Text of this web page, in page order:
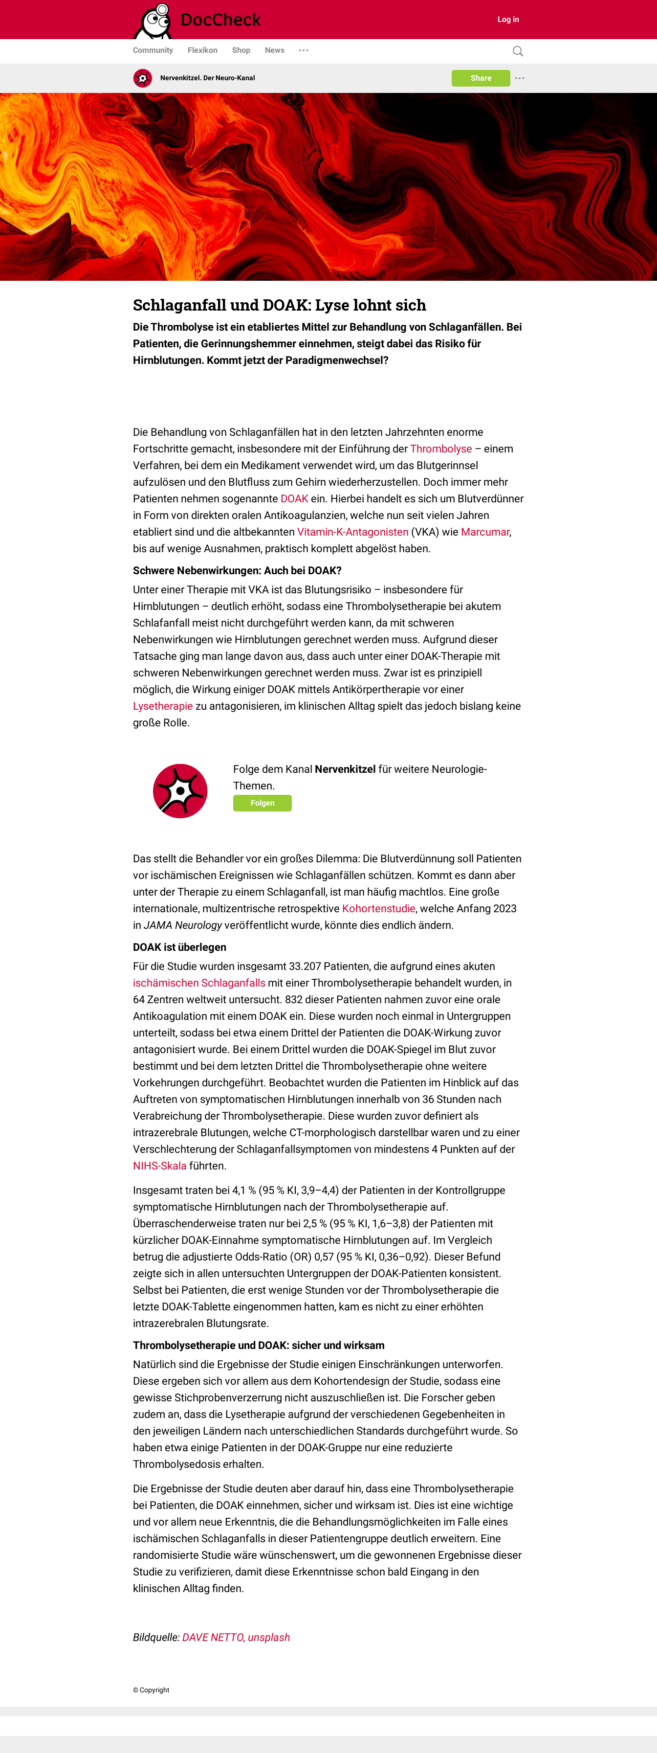
Log in
Community Flexikon Shop News
Nervenkitzel. Der Neuro-Kanal Share
Schlaganfall und DOAK: Lyse lohnt sich
Die Thrombolyse ist ein etabliertes Mittel zur Behandlung von Schlaganfällen. Bei
Patienten, die Gerinnungshemmer einnehmen, steigt dabei das Risiko für
Hirnblutungen. Kommt jetzt der Paradigmenwechsel?
Die Behandlung von Schlaganfällen hat in den letzten Jahrzehnten enorme
Fortschritte gemacht, insbesondere mit der Einführung derThrombolyse – einem
Verfahren, bei dem ein Medikament verwendet wird, um das Blutgerinnsel
aufzulösen und den Blutfluss zum Gehirn wiederherzustellen. Doch immer mehr
Patienten nehmen sogenannte DOAK ein. Hierbei handelt es sich um Blutverdünner
in Form von direkten oralen Antikoagulanzien, welche nun seit vielen Jahren
etabliert sind und die altbekannten Vitamin-K-Antagonisten (VKA) wie Marcumar,
bis auf wenige Ausnahmen, praktisch komplett abgelöst haben.
Schwere Nebenwirkungen: Auch bei DOAK?
Unter einer Therapie mit VKA ist das Blutungsrisiko – insbesondere für
Hirnblutungen – deutlich erhöht, sodass eine Thrombolysetherapie bei akutem
Schlafanfall meist nicht durchgeführt werden kann, da mit schweren
Nebenwirkungen wie Hirnblutungen gerechnet werden muss. Aufgrund dieser
Tatsache ging man lange davon aus, dass auch unter einer DOAK-Therapie mit
schweren Nebenwirkungen gerechnet werden muss. Zwar ist es prinzipiell
möglich, die Wirkung einiger DOAK mittels Antikörpertherapie vor einer
Lysetherapie zu antagonisieren, im klinischen Alltag spielt das jedoch bislang keine
große Rolle.
Folge dem Kanal Nervenkitzel für weitere Neurologie-
Themen.
Folgen
Das stellt die Behandler vor ein großes Dilemma: Die Blutverdünnung soll Patienten
vor ischämischen Ereignissen wie Schlaganfällen schützen. Kommt es dann aber
unter der Therapie zu einem Schlaganfall, ist man häufig machtlos. Eine große
internationale, multizentrische retrospektive Kohortenstudie, welche Anfang 2023
in JAMA Neurologyveröffentlicht wurde, könnte dies endlich ändern.
DOAK ist überlegen
Für die Studie wurden insgesamt 33.207 Patienten, die aufgrund eines akuten
ischämischen Schlaganfalls mit einer Thrombolysetherapie behandelt wurden, in
64 Zentren weltweit untersucht. 832 dieser Patienten nahmen zuvor eine orale
Antikoagulation mit einem DOAK ein. Diese wurden noch einmal in Untergruppen
unterteilt, sodass bei etwa einem Drittel der Patienten die DOAK-Wirkung zuvor
antagonisiert wurde. Bei einem Drittel wurden die DOAK-Spiegel im Blut zuvor
bestimmt und bei dem letzten Drittel die Thrombolysetherapie ohne weitere
Vorkehrungen durchgeführt. Beobachtet wurden die Patienten im Hinblick auf das
Auftreten von symptomatischen Hirnblutungen innerhalb von 36 Stunden nach
Verabreichung der Thrombolysetherapie. Diese wurden zuvor definiert als
intrazerebrale Blutungen, welche CT-morphologisch darstellbar waren und zu einer
Verschlechterung der Schlaganfallsymptomen von mindestens 4 Punkten auf der
NIHS-Skala führten.
Insgesamt traten bei 4,1 % (95 % KI, 3,9–4,4) der Patienten in der Kontrollgruppe
symptomatische Hirnblutungen nach der Thrombolysetherapie auf.
Überraschenderweise traten nur bei 2,5 % (95 % KI, 1,6–3,8) der Patienten mit
kürzlicher DOAK-Einnahme symptomatische Hirnblutungen auf. Im Vergleich
betrug die adjustierte Odds-Ratio (OR) 0,57 (95 % KI, 0,36–0,92). Dieser Befund
zeigte sich in allen untersuchten Untergruppen der DOAK-Patienten konsistent.
Selbst bei Patienten, die erst wenige Stunden vor der Thrombolysetherapie die
letzte DOAK-Tablette eingenommen hatten, kam es nicht zu einer erhöhten
intrazerebralen Blutungsrate.
Thrombolysetherapie und DOAK: sicher und wirksam
Natürlich sind die Ergebnisse der Studie einigen Einschränkungen unterworfen.
Diese ergeben sich vor allem aus dem Kohortendesign der Studie, sodass eine
gewisse Stichprobenverzerrung nicht auszuschließen ist. Die Forscher geben
zudem an, dass die Lysetherapie aufgrund der verschiedenen Gegebenheiten in
den jeweiligen Ländern nach unterschiedlichen Standards durchgeführt wurde. So
haben etwa einige Patienten in der DOAK-Gruppe nur eine reduzierte
Thrombolysedosis erhalten.
Die Ergebnisse der Studie deuten aber darauf hin, dass eine Thrombolysetherapie
bei Patienten, die DOAK einnehmen, sicher und wirksam ist. Dies ist eine wichtige
und vor allem neue Erkenntnis, die die Behandlungsmöglichkeiten im Falle eines
ischämischen Schlaganfalls in dieser Patientengruppe deutlich erweitern. Eine
randomisierte Studie wäre wünschenswert, um die gewonnenen Ergebnisse dieser
Studie zu verifizieren, damit diese Erkenntnisse schon bald Eingang in den
klinischen Alltag finden.
Bildquelle: DAVE NETTO, unsplash
© Copyright